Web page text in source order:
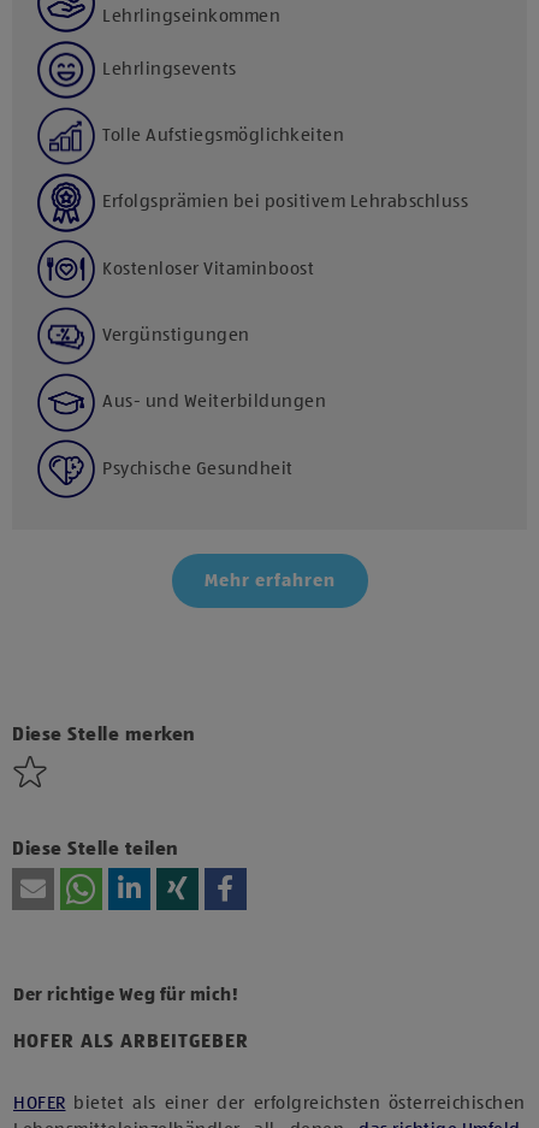
Lehrlingseinkommen
Lehrlingsevents
Tolle Aufstiegsmöglichkeiten
Erfolgsprämien bei positivem Lehrabschluss
Kostenloser Vitaminboost
Vergünstigungen
Aus- und Weiterbildungen
Psychische Gesundheit
Mehr erfahren
Diese Stelle merken
Diese Stelle teilen
HOFER ALS ARBEITGEBER
Der richtige Weg für mich!
HOFER bietet als einer der erfolgreichsten österreichischen